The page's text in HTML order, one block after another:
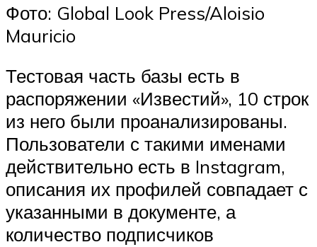
Фото: Global Look Press/Aloisio
Mauricio
Тестовая часть базы есть в
распоряжении «Известий», 10 строк
из него были проанализированы.
Пользователи с такими именами
действительно есть в Instagram,
описания их профилей совпадает с
указанными в документе, а
количество подписчиков